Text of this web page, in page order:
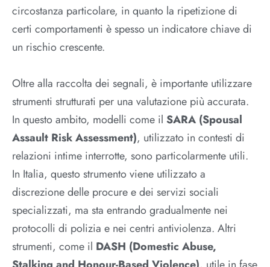
circostanza particolare, in quanto la ripetizione di
certi comportamenti è spesso un indicatore chiave di
un rischio crescente.
Oltre alla raccolta dei segnali, è importante utilizzare
strumenti strutturati per una valutazione più accurata.
In questo ambito, modelli come il SARA (Spousal
Assault Risk Assessment), utilizzato in contesti di
relazioni intime interrotte, sono particolarmente utili.
In Italia, questo strumento viene utilizzato a
discrezione delle procure e dei servizi sociali
specializzati, ma sta entrando gradualmente nei
protocolli di polizia e nei centri antiviolenza. Altri
strumenti, come il DASH (Domestic Abuse,